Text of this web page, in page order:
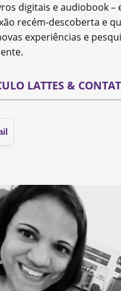
digitais e audiobook –
recém-descoberta e
experiências e
LATTES &